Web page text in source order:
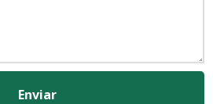
Enviar